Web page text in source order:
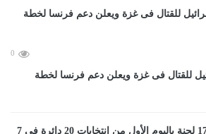
0
للقتال فى غزة ويعلن دعم فرنسا لخطة